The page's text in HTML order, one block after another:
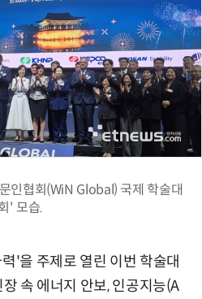
인협회(WiN Global) 국제 학술대
' 모습.
'을 주제로 열린 이번 학술대
속 에너지 안보, 인공지능(A